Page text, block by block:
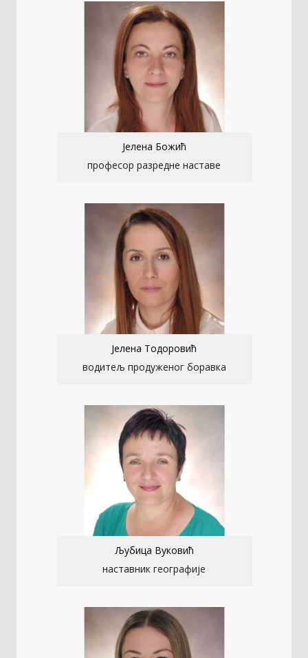
Јелена Божић
професор разредне наставе
Јелена Тодоровић
водитељ продуженог боравка
Љубица Вуковић
наставник географије